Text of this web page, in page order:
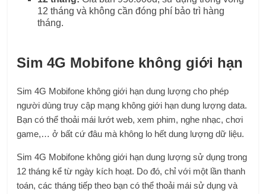
12 tháng và không cần đóng phí bảo trì hàng
tháng.
Sim 4G Mobifone không giới hạn
Sim 4G Mobifone không giới hạn dung lượng cho phép
người dùng truy cập mạng không giới hạn dung lượng data.
Bạn có thể thoải mái lướt web, xem phim, nghe nhạc, chơi
game,… ở bất cứ đâu mà không lo hết dung lượng dữ liệu.
Sim 4G Mobifone không giới hạn dung lượng sử dụng trong
12 tháng kể từ ngày kích hoạt. Do đó, chỉ với một lần thanh
toán, các tháng tiếp theo bạn có thể thoải mái sử dụng và